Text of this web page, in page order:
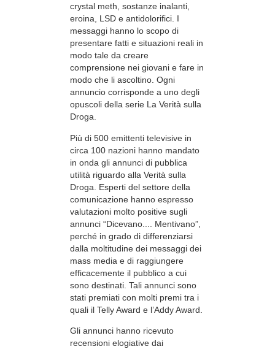
crystal meth, sostanze inalanti,
eroina, LSD e antidolorifici. I
messaggi hanno lo scopo di
presentare fatti e situazioni reali in
modo tale da creare
comprensione nei giovani e fare in
modo che li ascoltino. Ogni
annuncio corrisponde a uno degli
opuscoli della serie La Verità sulla
Droga.
Più di 500 emittenti televisive in
circa 100 nazioni hanno mandato
in onda gli annunci di pubblica
utilità riguardo alla Verità sulla
Droga. Esperti del settore della
comunicazione hanno espresso
valutazioni molto positive sugli
annunci “Dicevano.... Mentivano”,
perché in grado di differenziarsi
dalla moltitudine dei messaggi dei
mass media e di raggiungere
efficacemente il pubblico a cui
sono destinati. Tali annunci sono
stati premiati con molti premi tra i
quali il Telly Award e l’Addy Award.
Gli annunci hanno ricevuto
recensioni elogiative dai